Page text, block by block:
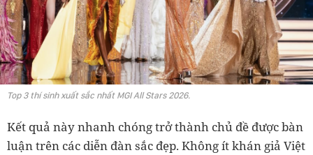
Top 3 thí sinh xuất sắc nhất MGI All Stars 2026.
Kết quả này nhanh chóng trở thành chủ đề được bàn
luận trên các diễn đàn sắc đẹp. Không ít khán giả Việt